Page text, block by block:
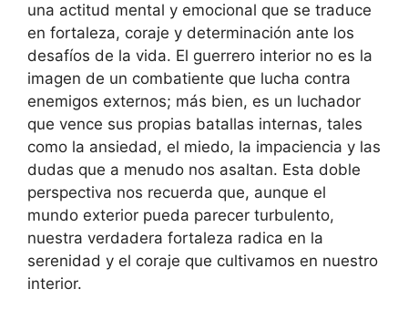
una actitud mental y emocional que se traduce
en fortaleza, coraje y determinación ante los
desafíos de la vida. El guerrero interior no es la
imagen de un combatiente que lucha contra
enemigos externos; más bien, es un luchador
que vence sus propias batallas internas, tales
como la ansiedad, el miedo, la impaciencia y las
dudas que a menudo nos asaltan. Esta doble
perspectiva nos recuerda que, aunque el
mundo exterior pueda parecer turbulento,
nuestra verdadera fortaleza radica en la
serenidad y el coraje que cultivamos en nuestro
interior.